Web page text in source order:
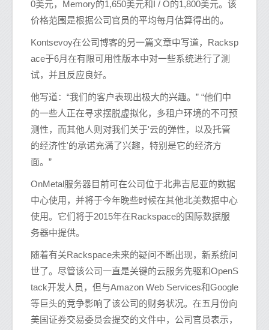
0美元，Memory的1,650美元和I / O的1,800美元。该
价格范围是根据公司官员的平均每月估算得出的。
Kontsevoy在公司博客的另一篇文章中写道，Racksp
ace于6月在有限可用性版本中对一些系统进行了测
试，并且反应良好。
他写道：“我们的客户表现出极大的兴趣。” “他们中
的一些人正在寻求摆脱虚拟化，多租户环境的不可预
测性，而其他人则对我们关于'云的弹性，以及托管
的经济性'的承诺充满了兴趣，特别是它的经济方
面。”
OnMetal服务器目前可在公司位于北弗吉尼亚的数据
中心使用，并将于今年晚些时候在其他北美数据中心
使用。它们将于2015年在Rackspace的国际数据服
务器中提供。
随着有关Rackspace未来的疑问不断出现，新系统问
世了。尽管该公司一直是关键的云服务先驱和OpenS
tack开发人员，但与Amazon Web Services和Google
等巨头的竞争影响了该公司的财务状况。在五月份向
美国证券交易委员会提交的文件中，公司官员表示，